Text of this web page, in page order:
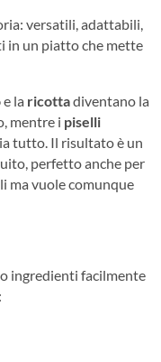
versatili, adattabili,
in un piatto che mette
e la ricottadiventano la
mentre i piselli
tutto. Il risultato è un
perfetto anche per
ma vuole comunque
ingredienti facilmente